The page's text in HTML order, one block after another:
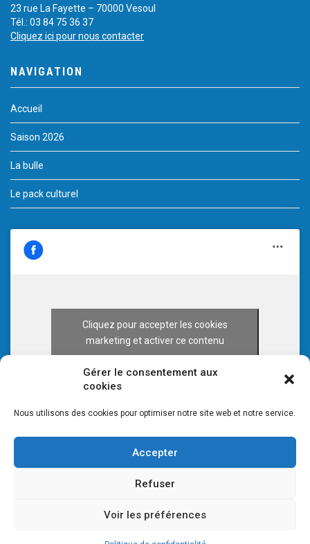
Gérer le consentement aux
cookies
Nous utilisons des cookies pour optimiser notre site web et notre service.
Accepter
Refuser
Voir les préférences
23 rue La Fayette – 70000 Vesoul
Tél.: 03 84 75 36 37
Cliquez ici pour nous contacter
NAVIGATION
Accueil
Saison 2026
La bulle
Le pack culturel
Cliquez pour accepter les cookies
marketing et activer ce contenu
© 2026 CULTURE 70 -Mentions légales-